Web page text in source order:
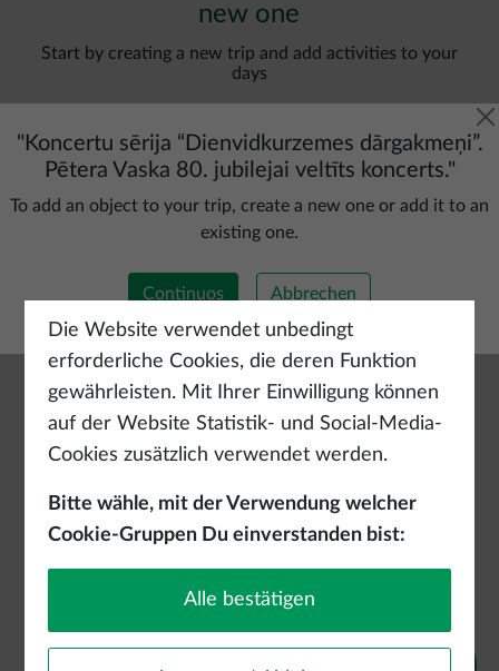
new one
Start by creating a new trip and add activities to your
days
Neue Route hinzufügen
" Koncertu sērija “Dienvidkurzemes dārgakmeņi”.
Pētera Vaska 80. jubilejai veltīts koncerts."
To add an object to your trip, create a new one or add it to an
existing one.
Continuos Abbrechen
Die Website verwendet unbedingt
erforderliche Cookies, die deren Funktion
gewährleisten. Mit Ihrer Einwilligung können
auf der Website Statistik- und Social-Media-
Cookies zusätzlich verwendet werden.
Bitte wähle, mit der Verwendung welcher
Cookie-Gruppen Du einverstanden bist:
Alle bestätigen